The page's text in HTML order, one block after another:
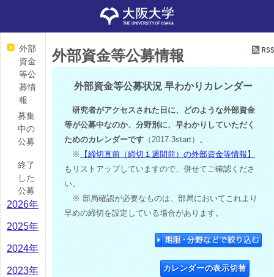
外部
資金
等公
募情
報
募集
中の
公募
終了
した
公募
2026年
2025年
2024年
2023年
外部資金等公募情報
外部資金等公募状況 早わかりカレンダー
研究者がアクセスされた日に、どのような外部資金
等が公募中なのか、分野別に、早わかりしていただく
ためのカレンダーです（2017.3start）。
※【締切直前（締切１週間前）の外部資金等情報】
もリストアップしていますので、併せてご確認くださ
い。
※ 部局確認が必要なものは、部局においてこれより
早めの締切を設定している場合があります。
カレンダーの表示切替